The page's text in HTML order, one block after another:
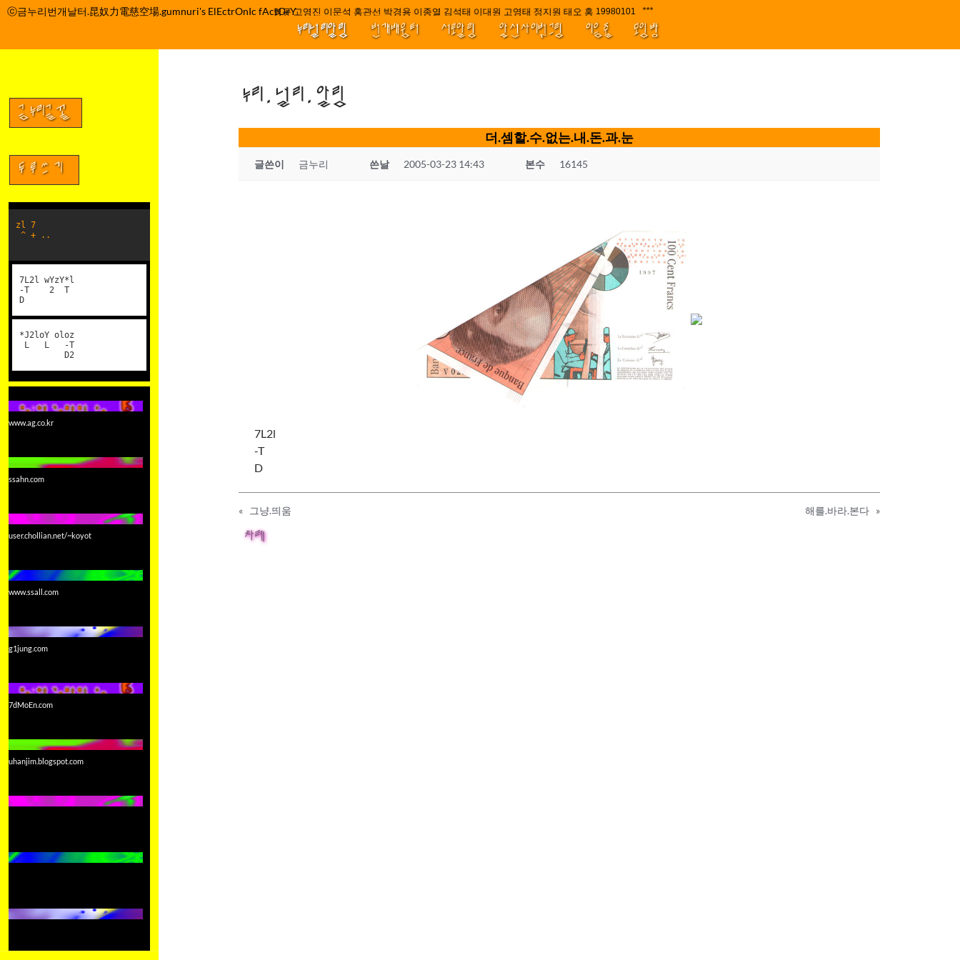
컨
기
ⓒ금누리번개날터.昆奴力電慈空場.gumnuri's ElEctrOnIc fActOrY박정관 조명규 고영진 이문석 홍관선 박경용 이종열 김석태 이대원 고영태 정지원 태오 홍 최윤호 백지원 김효정 금드레 임형모 양동열 안길재 김성태 이율 유성민 손윤희 이은미
19980101
////||||****||||
누리널리알림 번개배움터 서로알림 앞선사이벗그림 이음줄 모임방
누리.널리.알림
더.셈할.수.없는.내.돈.과.눈
글쓴이 금누리 쓴날 2005-03-23 14:43 본수 16145
7L2l
-T
D
« 그냥.띄움 해를.바라.본다 »
차례
금누리글꼴
두루쓰기
zl 7
^ + ..
7L2l wYzY*l
-T 2 T
D
*J2loY oloz
L L -T
D2
www.ag.co.kr
ssahn.com
user.chollian.net/~koyot
www.ssall.com
g1jung.com
7dMoEn.com
uhanjim.blogspot.com